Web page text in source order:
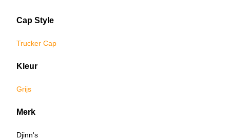
Cap Style
Trucker Cap
Kleur
Grijs
Merk
Djinn's